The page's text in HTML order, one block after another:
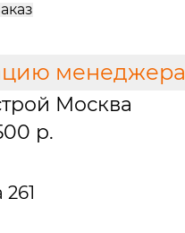
менеджера
Москва
р.